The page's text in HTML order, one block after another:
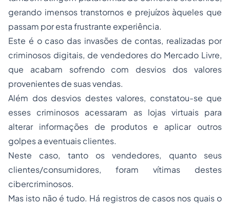
gerando imensos transtornos e prejuízos àqueles que
passam por esta frustrante experiência.
Este é o caso das invasões de contas, realizadas por
criminosos digitais, de vendedores do Mercado Livre,
que acabam sofrendo com desvios dos valores
provenientes de suas vendas.
Além dos desvios destes valores, constatou-se que
esses criminosos acessaram as lojas virtuais para
alterar informações de produtos e aplicar outros
golpes a eventuais clientes.
Neste caso, tanto os vendedores, quanto seus
clientes/consumidores, foram vítimas destes
cibercriminosos.
Mas isto não é tudo. Há registros de casos nos quais o